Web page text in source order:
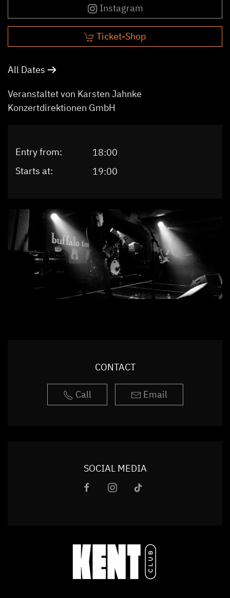
Instagram
Ticket-Shop
All Dates
Veranstaltet von Karsten Jahnke
Konzertdirektionen GmbH
Entry from:
18:00
Starts at:
19:00
CONTACT
Call Email
SOCIAL MEDIA